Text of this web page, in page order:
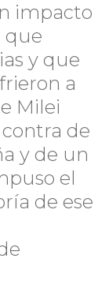
impacto
que
y que
a
Milei
de
y de un
el
de ese